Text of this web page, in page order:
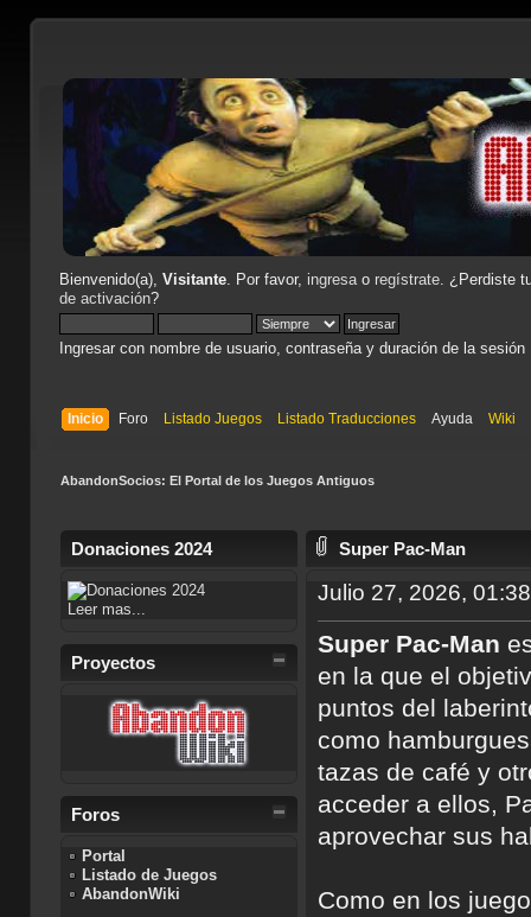
Bienvenido(a), Visitante. Por favor, ingresao regístrate. ¿Perdiste
de activación?
Ingresar con nombre de usuario, contraseña y duración de la sesión
Inicio Foro Listado Juegos Listado Traducciones Ayuda Wiki
AbandonSocios: El Portal de los Juegos Antiguos
Donaciones 2024
Leer mas...
Proyectos
Foros
Portal
Listado de Juegos
AbandonWiki
Super Pac-Man
Julio 27, 2026,
Super Pac-Man
en la que el
puntos del
como
tazas de café y
acceder a ellos,
aprovechar sus
Como en los